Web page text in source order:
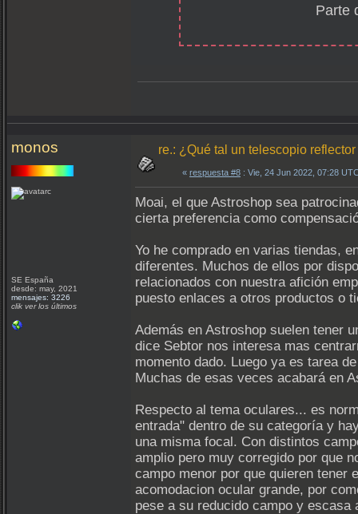
Parte
monos
SE España
desde: may, 2021
mensajes: 3226
clik ver los últimos
re.: ¿Qué tal un telescopio
« respuesta #8 : Vie, 24 Jun 2022, 07:28
Moai, el que Astroshop sea
cierta preferencia como
Yo he comprado en varias tiendas,
diferentes. Muchos de ellos por
relacionados con nuestra afición
puesto enlaces a otros productos o
Además en Astroshop suelen tener
dice Sebtor nos interesa mas
momento dado. Luego ya es tarea
Muchas de esas veces acabará en
Respecto al tema oculares... es
entrada" dentro de su categoría y
una misma focal. Con distintos
amplio pero muy corregido por que
campo menor por que quieren tener
acomodacion ocular grande, por
pese a su reducido campo y escasa